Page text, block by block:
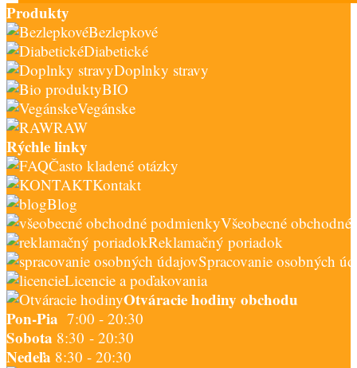
Produkty
Bezlepkové
Diabetické
Doplnky stravy
BIO
Vegánske
RAW
Rýchle linky
Často kladené otázky
Kontakt
Blog
Všeobecné
Reklamačný poriadok
Spracovanie osobných
Licencie a poďakovania
Otváracie hodiny obchodu
Pon-Pia 7:00 - 20:30
Sobota 8:30 - 20:30
Nedeľa 8:30 - 20:30